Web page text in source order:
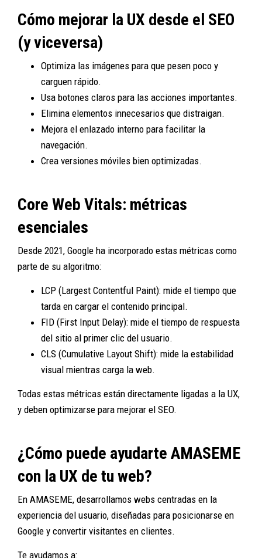
Cómo mejorar la UX desde el SEO
(y viceversa)
Optimiza las imágenes para que pesen poco y
carguen rápido.
Usa botones claros para las acciones importantes.
Elimina elementos innecesarios que distraigan.
Mejora el enlazado interno para facilitar la
navegación.
Crea versiones móviles bien optimizadas.
Core Web Vitals: métricas
esenciales
Desde 2021, Google ha incorporado estas métricas como
parte de su algoritmo:
LCP (Largest Contentful Paint): mide el tiempo que
tarda en cargar el contenido principal.
FID (First Input Delay): mide el tiempo de respuesta
del sitio al primer clic del usuario.
CLS (Cumulative Layout Shift): mide la estabilidad
visual mientras carga la web.
Todas estas métricas están directamente ligadas a la UX,
y deben optimizarse para mejorar el SEO.
¿Cómo puede ayudarte AMASEME
con la UX de tu web?
En AMASEME, desarrollamos webs centradas en la
experiencia del usuario, diseñadas para posicionarse en
Google y convertir visitantes en clientes.
Te ayudamos a: